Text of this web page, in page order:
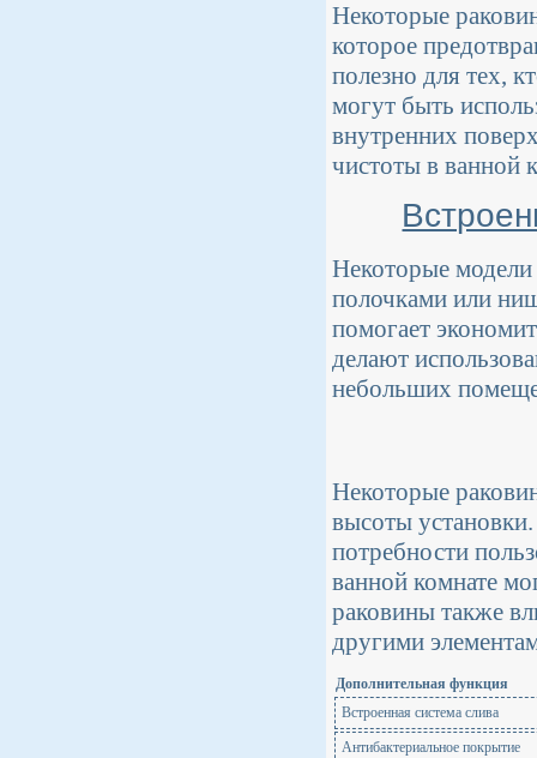
Некоторые
которое
полезно для тех,
могут быть
внутренних
чистоты в ванной
Некоторые
полочками или
помогает
делают
небольших
Некоторые
высоты
потребности
ванной комнате
раковины также
другими
Дополнительная функция
Встроенная система слива
Антибактериальное покрытие